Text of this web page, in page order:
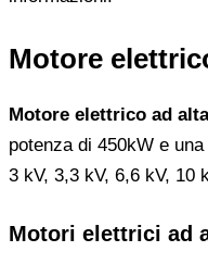
Motore
Motore elettrico ad
potenza di 450kW e
3 kV, 3,3 kV, 6,6 kV, 10
Motori elettrici ad